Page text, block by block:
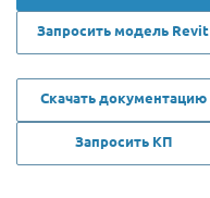
Запросить модель Revit
Скачать документацию
Запросить КП